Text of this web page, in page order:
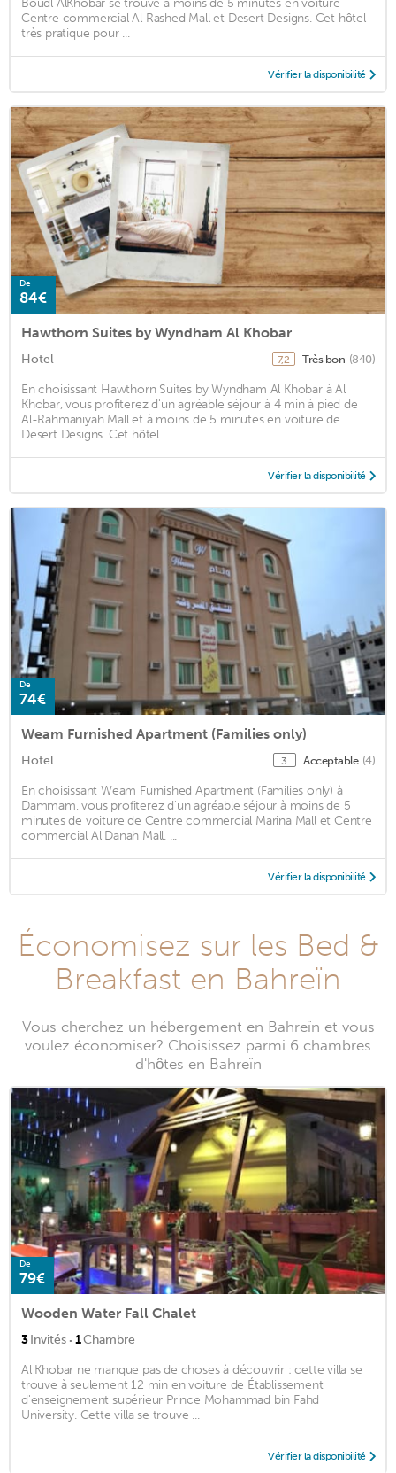
Boudl AlKhobar se trouve à moins de 5 minutes en voiture
Centre commercial Al Rashed Mall et Desert Designs. Cet hôtel
très pratique pour ...
Vérifier la disponibilité
De
84€
Hawthorn Suites by Wyndham Al Khobar
Hotel 7,2 Très bon (840)
En choisissant Hawthorn Suites by Wyndham Al Khobar à Al
Khobar, vous profiterez d'un agréable séjour à 4 min à pied de
Al-Rahmaniyah Mall et à moins de 5 minutes en voiture de
Desert Designs. Cet hôtel ...
Vérifier la disponibilité
De
74€
Weam Furnished Apartment (Families only)
Hotel 3 Acceptable (4)
En choisissant Weam Furnished Apartment (Families only) à
Dammam, vous profiterez d'un agréable séjour à moins de 5
minutes de voiture de Centre commercial Marina Mall et Centre
commercial Al Danah Mall. ...
Vérifier la disponibilité
Économisez sur les Bed &
Breakfast en Bahreïn
Vous cherchez un hébergement en Bahreïn et vous
voulez économiser? Choisissez parmi 6 chambres
d'hôtes en Bahreïn
De
79€
Wooden Water Fall Chalet
3Invités · 1Chambre
Al Khobar ne manque pas de choses à découvrir : cette villa se
trouve à seulement 12 min en voiture de Établissement
d'enseignement supérieur Prince Mohammad bin Fahd
University. Cette villa se trouve ...
Vérifier la disponibilité